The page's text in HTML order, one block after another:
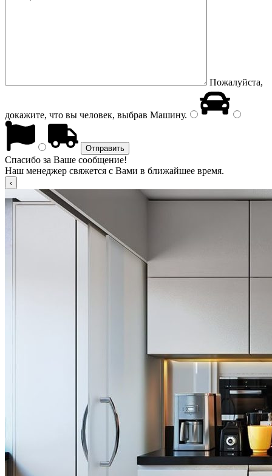
Пожалуйста,
докажите, что вы человек, выбрав Машину.
Спасибо за Ваше сообщение!
Наш менеджер свяжется с Вами в ближайшее время.